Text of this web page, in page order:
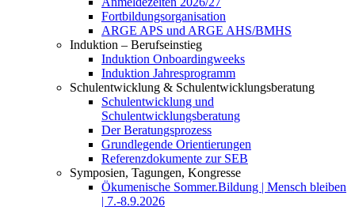
Fortbildungsorganisation
ARGE APS und ARGE AHS/BMHS
Induktion – Berufseinstieg
Induktion Onboardingweeks
Induktion Jahresprogramm
Schulentwicklung & Schulentwicklungsberatung
Schulentwicklung und
Schulentwicklungsberatung
Der Beratungsprozess
Grundlegende Orientierungen
Referenzdokumente zur SEB
Symposien, Tagungen, Kongresse
Ökumenische Sommer.Bildung | Mensch bleiben
| 7.-8.9.2026